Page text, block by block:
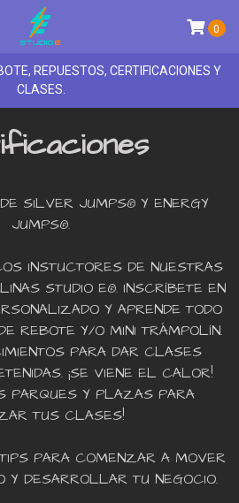
REPUESTOS, CERTIFICACIONES Y
CLASES.
0
SILVER JUMPS® Y ENERGY
JUMPS®.
INSTUCTORES DE NUESTRAS
STUDIO E®. INSCRÍBETE EN
Y APRENDE TODO
REBOTE Y/O MINI TRÁMPOLÍN.
PARA DAR CLASES
¡SE VIENE EL CALOR!
PARQUES Y PLAZAS PARA
TUS CLASES!
PARA COMENZAR A MOVER
Y DESARROLLAR TU NEGOCIO.